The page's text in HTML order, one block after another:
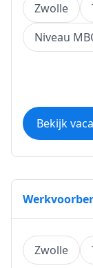
Zwolle
Niveau
Bekijk
Zwolle